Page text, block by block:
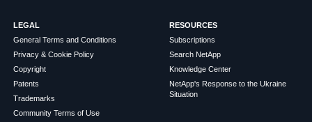
LEGAL
General Terms and Conditions
Privacy & Cookie Policy
Copyright
Patents
Trademarks
Community Terms of Use
RESOURCES
Subscriptions
Search NetApp
Knowledge Center
NetApp's Response to the Ukraine
Situation